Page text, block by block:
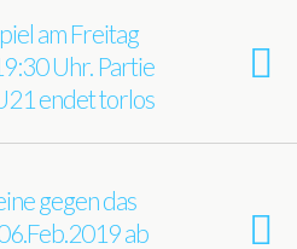
am Freitag
Uhr. Partie
endet torlos
gegen das
ab